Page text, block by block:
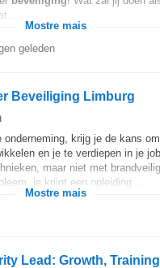
Mostre mais
geleden
Beveiliging Limburg
onderneming, krijg je de kans
en je te verdiepen in je
maar niet met
je krijgt een opleiding...
Mostre mais
Lead: Growth,